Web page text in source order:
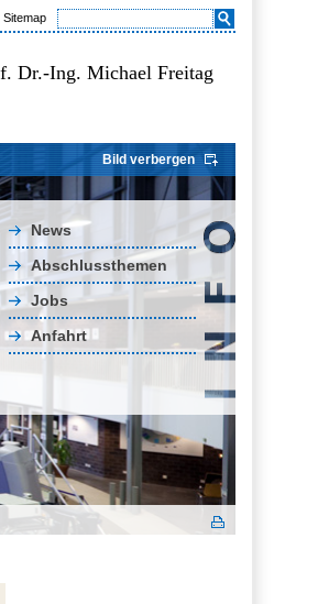
Sitemap
Dr.-Ing. Michael Freitag
Bild verbergen
News
Abschlussthemen
Jobs
Anfahrt